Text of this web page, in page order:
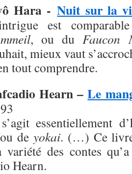
Hara-Nuit sur la
est
, ou duFaucon
mieux vaut
tout comprendre.
Hearn –Le
essentiellement
de yokai. (…) Ce
variété des contes
Hearn.